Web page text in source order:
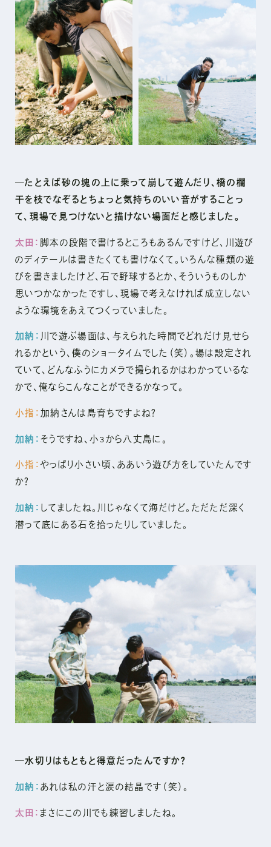
─たとえば砂の塊の上に乗って崩して遊んだり、橋の欄
干を枝でなぞるとちょっと気持ちのいい音がすることっ
て、現場で見つけないと描けない場面だと感じました。
太田：脚本の段階で書けるところもあるんですけど、川遊び
のディテールは書きたくても書けなくて。いろんな種類の遊
びを書きましたけど、石で野球するとか、そういうものしか
思いつかなかったですし、現場で考えなければ成立しない
ような環境をあえてつくっていました。
加納：川で遊ぶ場面は、与えられた時間でどれだけ見せら
れるかという、僕のショータイムでした（笑）。場は設定され
ていて、どんなふうにカメラで撮られるかはわかっているな
かで、俺ならこんなことができるかなって。
小指：加納さんは島育ちですよね？
加納：そうですね、小3から八丈島に。
小指：やっぱり小さい頃、ああいう遊び方をしていたんです
か？
加納： してましたね。川じゃなくて海だけど。ただただ深く
潜って底にある石を拾ったりしていました。
─水切りはもともと得意だったんですか？
加納：あれは私の汗と涙の結晶です（笑）。
太田：まさにこの川でも練習しましたね。